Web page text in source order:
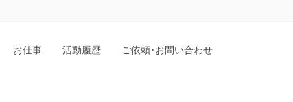
お仕事 活動履歴 ご依頼･お問い合わせ